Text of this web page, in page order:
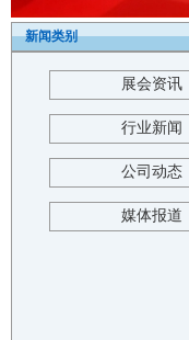
新闻类别
展会资讯
行业新闻
公司动态
媒体报道